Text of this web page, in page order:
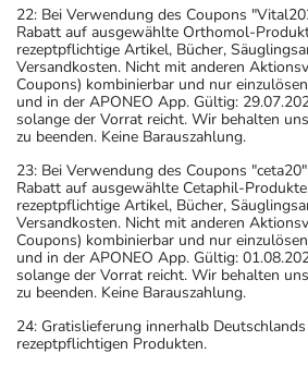
22: Bei Verwendung des Coupons
Rabatt auf ausgewählte Orthomol-
rezeptpflichtige Artikel, Bücher,
Versandkosten. Nicht mit anderen
Coupons) kombinierbar und nur
und in der APONEO App. Gültig:
solange der Vorrat reicht. Wir behalten
zu beenden. Keine Barauszahlung.
23: Bei Verwendung des Coupons
Rabatt auf ausgewählte Cetaphil-
rezeptpflichtige Artikel, Bücher,
Versandkosten. Nicht mit anderen
Coupons) kombinierbar und nur
und in der APONEO App. Gültig:
solange der Vorrat reicht. Wir behalten
zu beenden. Keine Barauszahlung.
24: Gratislieferung innerhalb
rezeptpflichtigen Produkten.